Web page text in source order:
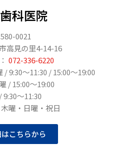
科医院
0021
高見の里4-14-16
072-336-6220
9:30〜11:30 / 15:00～19:00
/ 15:00〜19:00
9:30〜11:30
曜・日曜・祝日
こちらから